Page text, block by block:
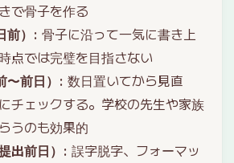
で骨子を作る
） : 骨子に沿って一気に書き上
点では完璧を目指さない
前日） : 数日置いてから見直
チェックする。学校の先生や家族
うのも効果的
出前日） : 誤字脱字、フォーマッ